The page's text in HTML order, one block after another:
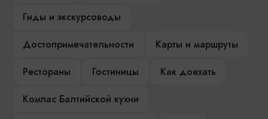
Гиды и экскурсоводы
Достопримечательности
Карты и маршруты
Рестораны
Гостиницы
Как доехать
Компас Балтийской кухни